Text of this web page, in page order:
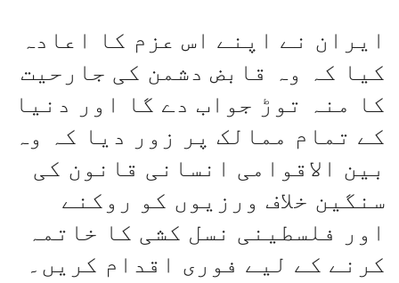
ایران نے اپنے اس عزم کا اعادہ
کیا کہ وہ قابض دشمن کی جارحیت
کا منہ توڑ جواب دے گا اور دنیا
کے تمام ممالک پر زور دیا کہ وہ
بین الاقوامی انسانی قانون کی
سنگین خلاف ورزیوں کو روکنے
اور فلسطینی نسل کشی کا خاتمہ
کرنے کے لیے فوری اقدام کریں۔